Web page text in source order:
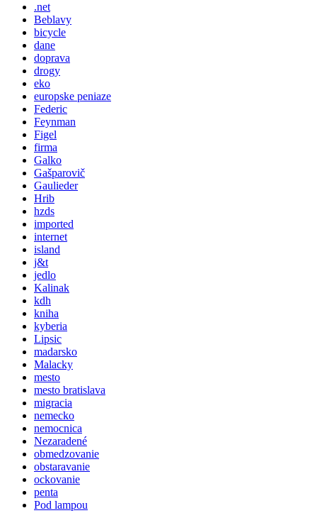
.net
Beblavy
bicycle
dane
doprava
drogy
eko
europske peniaze
Federic
Feynman
Figel
firma
Galko
Gašparovič
Gaulieder
Hrib
hzds
imported
internet
island
j&t
jedlo
Kalinak
kdh
kniha
kyberia
Lipsic
madarsko
Malacky
mesto
mesto bratislava
migracia
nemecko
nemocnica
Nezaradené
obmedzovanie
obstaravanie
ockovanie
penta
Pod lampou